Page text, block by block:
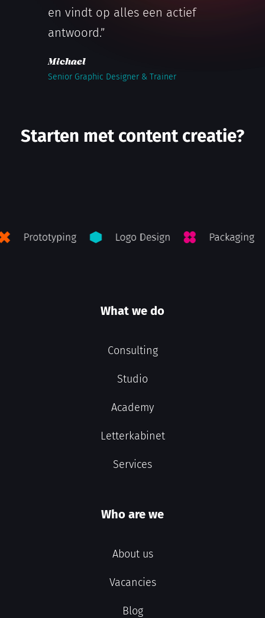
en vindt op alles een actief
antwoord.”
Michael
Senior Graphic Designer & Trainer
Starten met content creatie?
What we do
Consulting
Studio
Academy
Letterkabinet
Services
Who are we
About us
Vacancies
Blog